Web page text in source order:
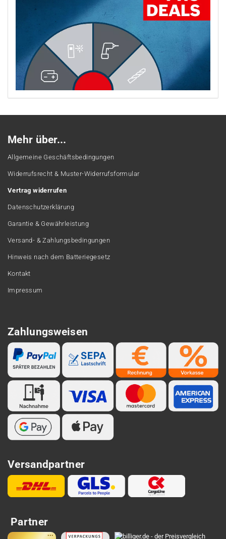
Mehr über...
Allgemeine Geschäftsbedingungen
Widerrufsrecht & Muster-Widerrufsformular
Vertrag widerrufen
Datenschutzerklärung
Garantie & Gewährleistung
Versand- & Zahlungsbedingungen
Hinweis nach dem Batteriegesetz
Kontakt
Impressum
Zahlungsweisen
Versandpartner
Partner